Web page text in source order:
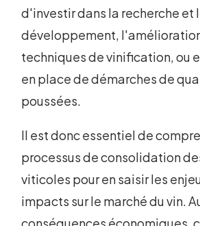
d'investir dans la recherche et
développement,
techniques de vinification, ou
en place de démarches de
poussées.
Il est donc essentiel de
processus de consolidation
viticoles pour en saisir les
impacts sur le marché du vin.